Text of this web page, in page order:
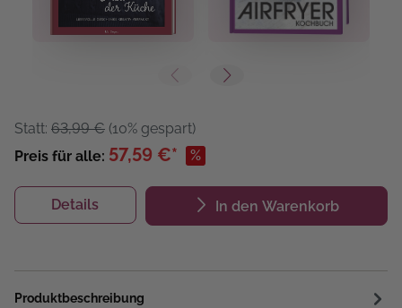
Statt: 63,99 € (10% gespart)
Preis für alle: 57,59 €* %
Details In den Warenkorb
Produktbeschreibung